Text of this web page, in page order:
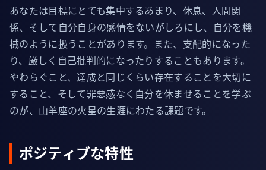
あなたは目標にとても集中するあまり、休息、人間関
係、そして自分自身の感情をないがしろにし、自分を機
械のように扱うことがあります。また、支配的になった
り、厳しく自己批判的になったりすることもあります。
やわらぐこと、達成と同じくらい存在することを大切に
すること、そして罪悪感なく自分を休ませることを学ぶ
のが、山羊座の火星の生涯にわたる課題です。
ポジティブな特性